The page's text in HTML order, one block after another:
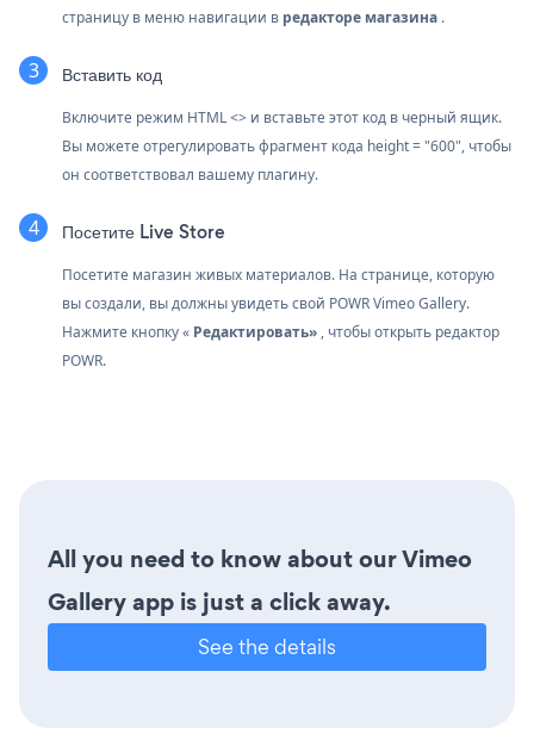
страницу в меню навигации в редакторе магазина .
Вставить код
Включите режим HTML <> и вставьте этот код в черный ящик.
Вы можете отрегулировать фрагмент кода height = "600", чтобы
он соответствовал вашему плагину.
Посетите Live Store
Посетите магазин живых материалов. На странице, которую
вы создали, вы должны увидеть свой POWR Vimeo Gallery.
Нажмите кнопку « Редактировать» , чтобы открыть редактор
POWR.
All you need to know about our Vimeo
Gallery app is just a click away.
See the details